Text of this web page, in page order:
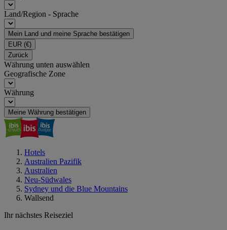
Land/Region - Sprache
Mein Land und meine Sprache bestätigen
EUR (€)
Zurück
Währung unten auswählen
Geografische Zone
Währung
Meine Währung bestätigen
Hotels
Australien Pazifik
Australien
Neu-Südwales
Sydney und die Blue Mountains
Wallsend
Ihr nächstes Reiseziel